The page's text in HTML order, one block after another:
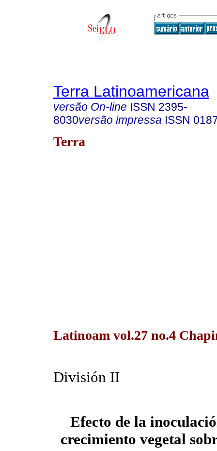
Terra Latinoamericana
versão On-line ISSN 2395-
8030versão impressa ISSN
Terra
Latinoam vol.27 no.4
División II
Efecto de la
crecimiento vegetal